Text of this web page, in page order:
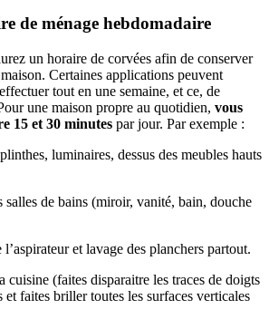
de ménage hebdomadaire
un horaire de corvées afin de conserver
Certaines applications peuvent
tout en une semaine, et ce, de
une maison propre au quotidien, vous
15 et 30 minutes par jour. Par exemple :
luminaires, dessus des meubles hauts
salles de bains (miroir, vanité, bain, douche
l’aspirateur et lavage des planchers partout.
cuisine (faites disparaitre les traces de doigts
et faites briller toutes les surfaces verticales